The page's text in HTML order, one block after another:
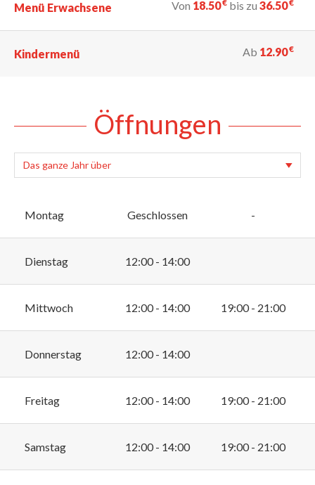
Menü Erwachsene Von 18.50€ bis zu 36.50€
Kindermenü Ab 12.90€
Öffnungen
Montag Geschlossen -
Dienstag 12:00 - 14:00
Mittwoch 12:00 - 14:00 19:00 - 21:00
Donnerstag 12:00 - 14:00
Freitag 12:00 - 14:00 19:00 - 21:00
Samstag 12:00 - 14:00 19:00 - 21:00